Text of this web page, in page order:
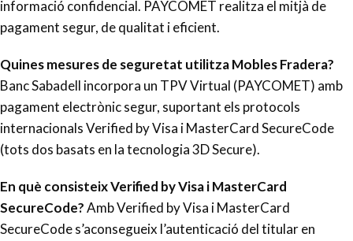
informació confidencial. PAYCOMET realitza el mitjà de
pagament segur, de qualitat i eficient.
Quines mesures de seguretat utilitza Mobles Fradera?
Banc Sabadell incorpora un TPV Virtual (PAYCOMET) amb
pagament electrònic segur, suportant els protocols
internacionals Verified by Visa i MasterCard SecureCode
(tots dos basats en la tecnologia 3D Secure).
En què consisteix Verified by Visa i MasterCard
SecureCode?Amb Verified by Visa i MasterCard
SecureCode s’aconsegueix l’autenticació del titular en